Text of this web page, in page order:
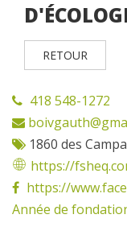
RETOUR
418 548-1272
1860 des
https://
https://
Année de